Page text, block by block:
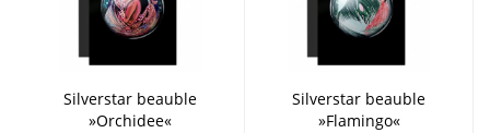
Silverstar beauble
»Orchidee«
Silverstar beauble
»Flamingo«